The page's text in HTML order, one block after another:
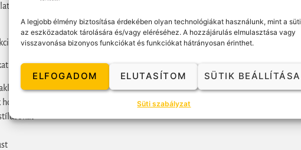
A legjobb élmény biztosítása érdekében olyan technológiákat használunk, mint a
az eszközadatok tárolására és/vagy eléréséhez. A hozzájárulás elmulasztása vagy
visszavonása bizonyos funkciókat és funkciókat hátrányosan érinthet.
ELFOGADOM ELUTASÍTOM SÜTIK BEÁLLÍTÁSA
Süti szabályzat
lenni, és arra, hogy melyikben vagyunk szívesebben, valamint hogy ez
az elválasztásra, veszteségre és az elhagyatottságra.
fogja elérni:
(kötődés elmélet) egyesítését
befolyásolják a kapcsolataink minőségét és az azokkal kapcsolatos